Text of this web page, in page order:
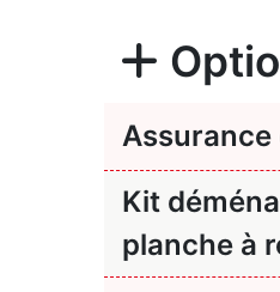
Kit
planche à